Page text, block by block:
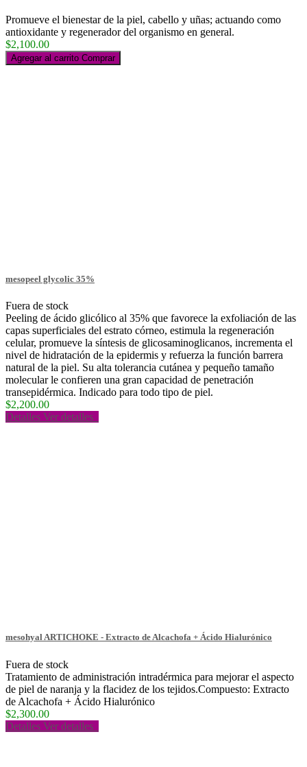
Promueve el bienestar de la piel, cabello y uñas; actuando como
antioxidante y regenerador del organismo en general.
$2,100.00
Agregar al carrito Comprar
mesopeel glycolic 35%
Fuera de stock
Peeling de ácido glicólico al 35% que favorece la exfoliación de las
capas superficiales del estrato córneo, estimula la regeneración
celular, promueve la síntesis de glicosaminoglicanos, incrementa el
nivel de hidratación de la epidermis y refuerza la función barrera
natural de la piel. Su alta tolerancia cutánea y pequeño tamaño
molecular le confieren una gran capacidad de penetración
transepidérmica. Indicado para todo tipo de piel.
$2,200.00
Detalles Ver detalles
mesohyal ARTICHOKE - Extracto de Alcachofa + Ácido Hialurónico
Fuera de stock
Tratamiento de administración intradérmica para mejorar el aspecto
de piel de naranja y la flacidez de los tejidos.Compuesto: Extracto
de Alcachofa + Ácido Hialurónico
$2,300.00
Detalles Ver detalles